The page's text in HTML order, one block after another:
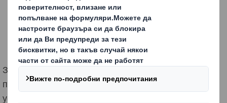
За пета поредна година Ди Ес Смит България бе
призната за лидер в областта на иновациите,
устойчивостта и растежа.